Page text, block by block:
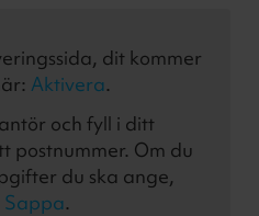
Tillbaka
Logga in
Aktivera
dit kommer
Aktivera.
och fyll i ditt
postnummer. Om du
du ska ange,
Sappa.